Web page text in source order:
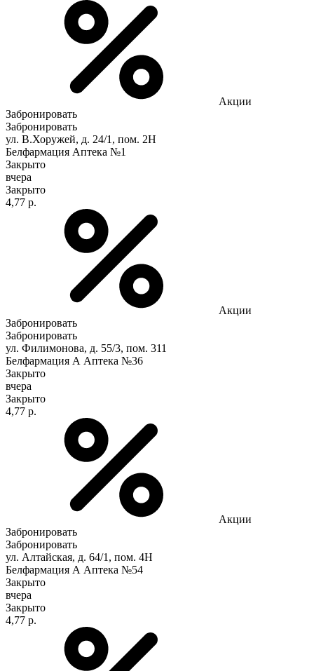
Акции
Забронировать
Забронировать
ул. В.Хоружей, д. 24/1, пом. 2Н
Белфармация Аптека №1
Закрыто
вчера
Закрыто
4,77 р.
Акции
Забронировать
Забронировать
ул. Филимонова, д. 55/3, пом. 311
Белфармация А Аптека №36
Закрыто
вчера
Закрыто
4,77 р.
Акции
Забронировать
Забронировать
ул. Алтайская, д. 64/1, пом. 4Н
Белфармация А Аптека №54
Закрыто
вчера
Закрыто
4,77 р.